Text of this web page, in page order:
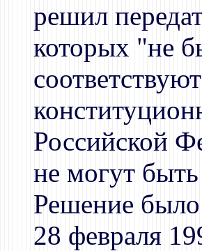
решил
которых "не
Российской
не могут
Решение
28 февраля